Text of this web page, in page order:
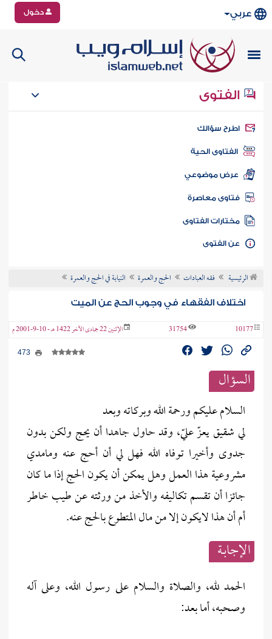
عربي دخول
الفتوى
سؤالك
الفتاوى الحية
عرض موضوعي
فتاوى معاصرة
مختارات الفتاوى
الفتوى
الرئيسية فقه العبادات الحج والعمرة النيابة في الحج والعمرة
اختلاف الفقهاء في وجوب الحج عن الميت
10177
31754 الإثنين 22 جمادى الآخر 1422 هـ - 10-9-2001 م
السؤال
السلام عليكم ورحمة الله وبركاته وبعد
لي شقيق يعزّ عليّ، وقد حاول جاهدا أن يحج ولكن بدون
جدوى وأخيرا توفاه الله فهل لي أن أحج عنه ومامدي
مشروعية هذا العمل وهل يمكن أن يكون الحج إذا ما كان
جائزا أن تقسم تكاليفه والأخذ من ورثته عن طيب خاطر
أم أن هذا لايكون إلا من مال المتطوع بالحج عنه.
الإجابــة
الحمد لله، والصلاة والسلام على رسول الله، وعلى آله
وصحبه، أما بعد: